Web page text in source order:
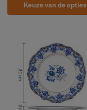
Keuze van de opties